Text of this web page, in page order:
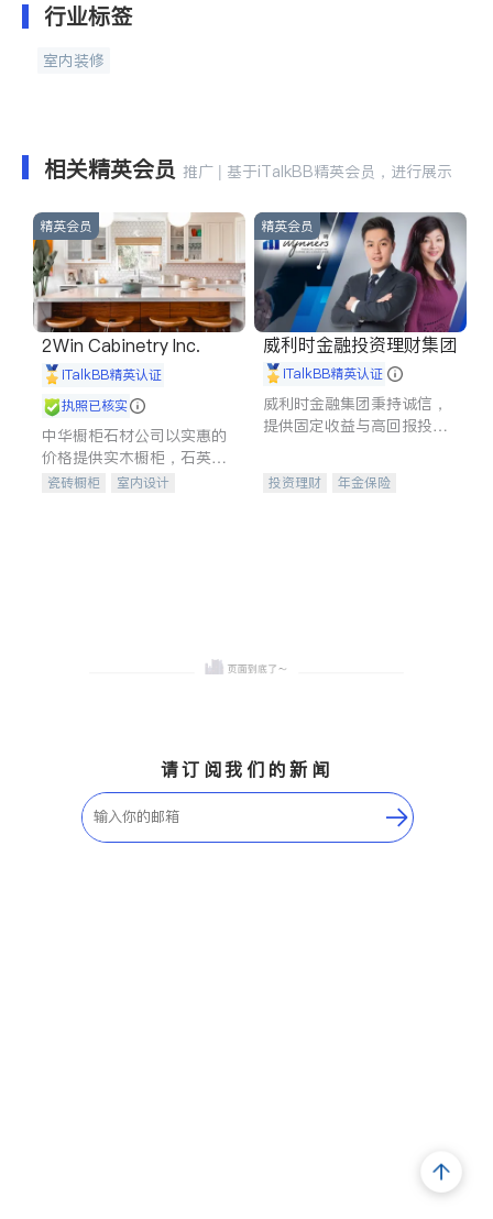
行业标签
室内装修
相关精英会员 推广 | 基于iTalkBB精英会员，进行展示
精英会员
2Win Cabinetry Inc.
iTalkBB精英认证
执照已核实
中华橱柜石材公司以实惠的
价格提供实木橱柜，石英石
台面，多种优质不锈钢水
瓷砖橱柜
室内设计
精英会员
威利时金融投资理财集团
iTalkBB精英认证
威利时金融集团秉持诚信，
提供固定收益与高回报投资
合，助力客户实现目标
投资理财
年金保险
请订阅我们的新闻